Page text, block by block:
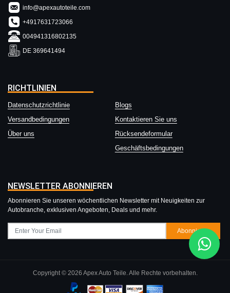
info@apexautoteile.com
+4917631723066
004941316802135
DE 369641494
RICHTLINIEN
Datenschutzrichtlinie
Blogs
Versandbedingungen
Kontaktieren Sie uns
Über uns
Rücksendeformular
Geschäftsbedingungen
NEWSLETTER ABONNIEREN
Abonnieren Sie unseren wöchentlichen Newsletter mit Neuigkeiten zur
Autobranche, exklusiven Angeboten, Deals und mehr.
Abonnieren
Copyright © 2026 Apex Auto Teile. Alle Rechte vorbehalten.